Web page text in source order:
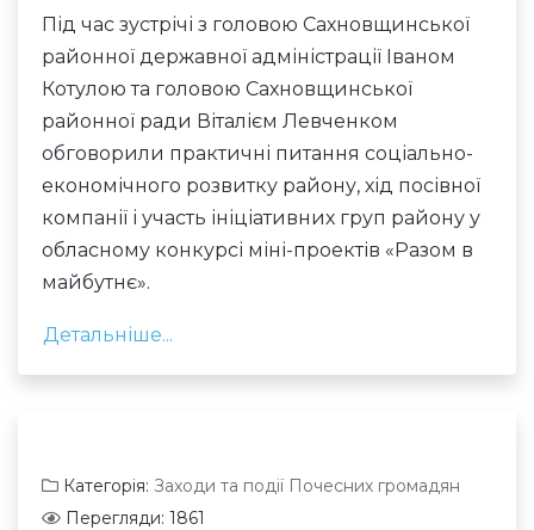
Під час зустрічі з головою Сахновщинської
районної державної адміністрації Іваном
Котулою та головою Сахновщинської
районної ради Віталієм Левченком
обговорили практичні питання соціально-
економічного розвитку району, хід посівної
компанії і участь ініціативних груп району у
обласному конкурсі міні-проектів «Разом в
майбутнє».
Детальніше...
Категорія: Заходи та події Почесних громадян
Перегляди: 1861